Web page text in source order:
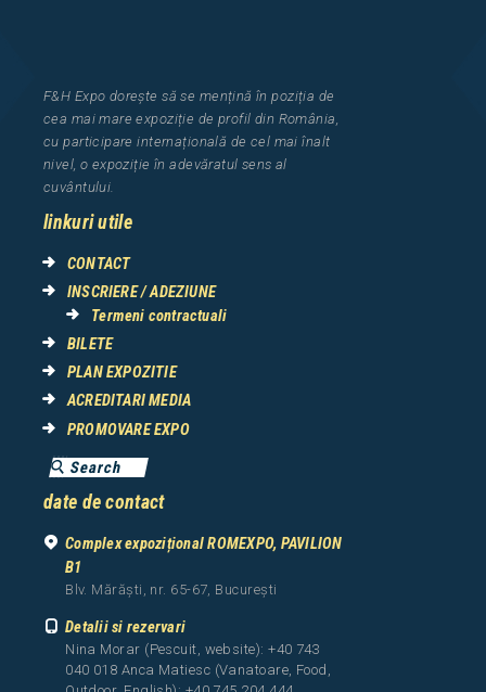
F&H Expo dorește să se mențină în poziția de
cea mai mare expoziție de profil din România
cu participare internațională de cel maiînalt
nivel, o expoziție în adevăratul sens al
cuvântului.
linkuri utile
CONTACT
INSCRIERE / ADEZIUNE
Termeni contractuali
BILETE
PLAN EXPOZITIE
ACREDITARI MEDIA
PROMOVARE EXPO
date de contact
Complex expozițional ROMEXPO, PAVILION
B1
Blv. Mărăști, nr. 65-67, București
Detalii si rezervari
Nina Morar (Pescuit, website): +40 743
040 018 Anca Matiesc (Vanatoare, Food,